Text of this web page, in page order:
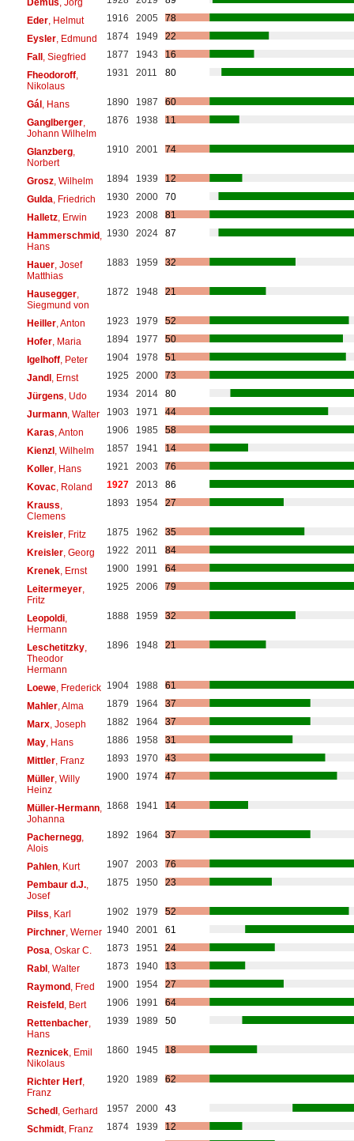
Eder, Helmut 1916 2005
78
Eysler, Edmund 1874 1949
22
Fall, Siegfried 1877 1943
16
Fheodoroff,
Nikolaus
1931 2011 80
Gál, Hans 1890 1987
60
Ganglberger,
Johann Wilhelm
1876 1938 11
Glanzberg,
Norbert
1910 2001 74
Grosz, Wilhelm 1894 1939
12
Gulda , Friedrich 1930 2000
70
Halletz, Erwin 1923 2008
81
Hammerschmid,
Hans
1930 2024 87
Hauer, Josef
Matthias
1883 1959 32
Hausegger,
Siegmund von
1872 1948 21
Heiller, Anton 1923 1979
52
Hofer, Maria 1894 1977
50
Igelhoff, Peter 1904 1978
51
Jandl, Ernst 1925 2000
73
Jürgens , Udo 1934 2014
80
Jurmann, Walter 1903 1971
44
Karas , Anton 1906 1985
58
Kienzl, Wilhelm 1857 1941
14
Koller, Hans 1921 2003
76
Kovac, Roland 1927 2013
86
Krauss
Clemens
1893 1954 27
Kreisler, Fritz 1875 1962
35
Kreisler, Georg 1922 2011
84
Krenek, Ernst 1900 1991
64
Leitermeyer,
Fritz
1925 2006 79
Leopoldi,
Hermann
1888 1959 32
Leschetitzky,
Theodor
Hermann
1896 1948 21
Loewe, Frederick 1904 1988
61
Mahler, Alma 1879 1964
37
Marx, Joseph 1882 1964
37
May, Hans 1886 1958
31
Mittler, Franz 1893 1970
43
Müller, Willy
Heinz
1900 1974 47
Müller-Hermann,
Johanna
1868 1941 14
Pachernegg,
Alois
1892 1964 37
Pahlen, Kurt 1907 2003
76
Pembaur d.J.,
Josef
1875 1950 23
Pilss , Karl 1902 1979
52
Pirchner, Werner 1940 2001
61
Posa , Oskar C. 1873 1951
24
Rabl, Walter 1873 1940
13
Raymond, Fred 1900 1954
27
Reisfeld, Bert 1906 1991
64
Rettenbacher,
Hans
1939 1989 50
Reznicek, Emil
Nikolaus
1860 1945 18
Richter Herf,
Franz
1920 1989 62
Schedl, Gerhard 1957 2000
43
Schmidt, Franz 1874 1939
12